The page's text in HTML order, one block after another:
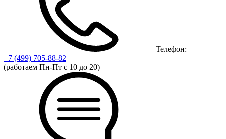
Телефон:
+7 (499) 705-88-82
(работаем Пн-Пт с 10 до 20)